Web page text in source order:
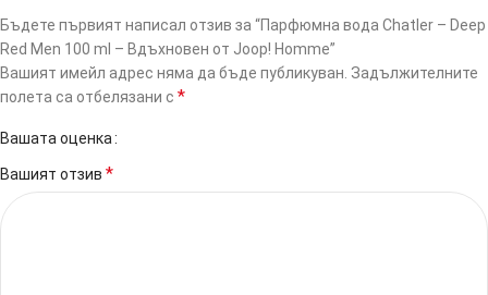
Бъдете първият написал отзив за “Парфюмна вода Chatler – Deep
Red Men 100 ml – Вдъхновен от Joop! Homme”
Вашият имейл адрес няма да бъде публикуван. Задължителните
полета са отбелязани с *
Вашата оценка
Вашият отзив *